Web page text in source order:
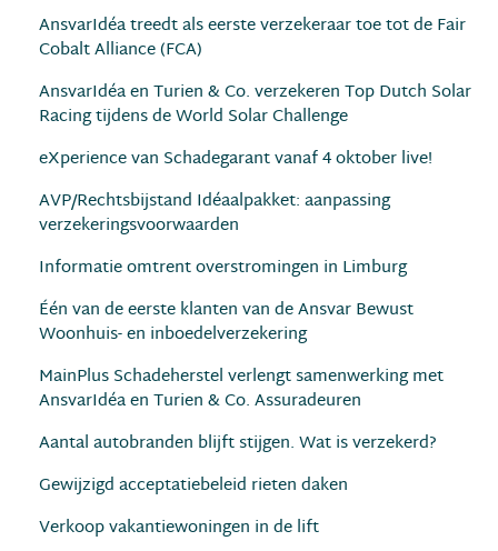
AnsvarIdéa treedt als eerste verzekeraar toe tot de Fair
Cobalt Alliance (FCA)
AnsvarIdéa en Turien & Co. verzekeren Top Dutch Solar
Racing tijdens de World Solar Challenge
eXperience van Schadegarant vanaf 4 oktober live!
AVP/Rechtsbijstand Idéaalpakket: aanpassing
verzekeringsvoorwaarden
Informatie omtrent overstromingen in Limburg
Één van de eerste klanten van de Ansvar Bewust
Woonhuis- en inboedelverzekering
MainPlus Schadeherstel verlengt samenwerking met
AnsvarIdéa en Turien & Co. Assuradeuren
Aantal autobranden blijft stijgen. Wat is verzekerd?
Gewijzigd acceptatiebeleid rieten daken
Verkoop vakantiewoningen in de lift